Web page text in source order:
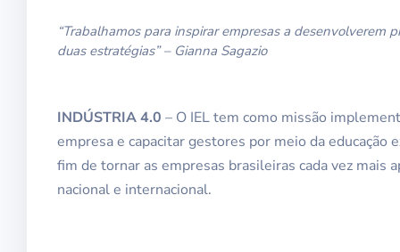
“Trabalhamos para inspirar empresas a desenvolverem
duas estratégias” – Gianna Sagazio
INDÚSTRIA 4.0 – O IEL tem como missão
empresa e capacitar gestores por meio da educação
fim de tornar as empresas brasileiras cada vez mais
nacional e internacional.